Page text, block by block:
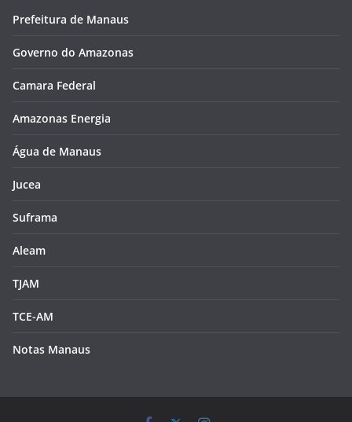
Prefeitura de Manaus
Governo do Amazonas
Camara Federal
Amazonas Energia
Água de Manaus
Jucea
Suframa
Aleam
TJAM
TCE-AM
Notas Manaus